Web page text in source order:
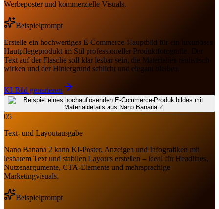
Werbeposter und kommerzielle Visuals.
Beispielprompt
Erstelle ein hochwertiges E-Commerce-Hauptbild für ein luxuriöses
Hautpflegeprodukt im Stil professioneller Produktfotografie. Der
Text auf der Flasche soll klar lesbar sein, die Materialien realistisch
wirken und der Hintergrund schlicht und elegant bleiben.
KI-Bild generieren
05
Text- und Layoutausgabe
Nano Banana 2 kann KI-Poster, Anzeigen und Infografiken mit
lesbarem Text und stabilen Layouts erstellen – ideal für Headlines,
Nutzenargumente, CTA-Elemente und mehrsprachige
Marketingvisuals.
Beispielprompt